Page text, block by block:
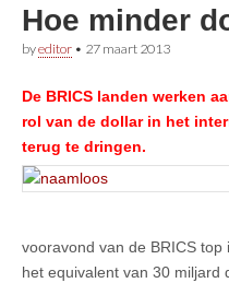
Hoe minder
byeditor • 27 maart 2013
De BRICS landen werken
rol van de dollar in het
terug te dringen.
vooravond van de BRICS
het equivalent van 30 miljard